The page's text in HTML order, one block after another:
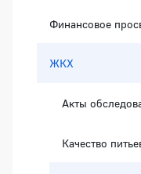
Финансовое
ЖКХ
Акты
Качество